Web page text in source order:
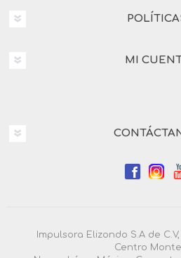
MI
Impulsora Elizondo S.A de
Centro